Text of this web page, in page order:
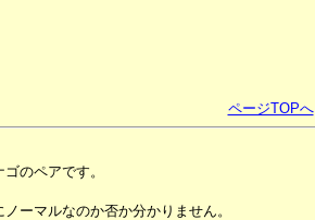
ページTOPへ
のペアです。
ーマルなのか否か分かりません。